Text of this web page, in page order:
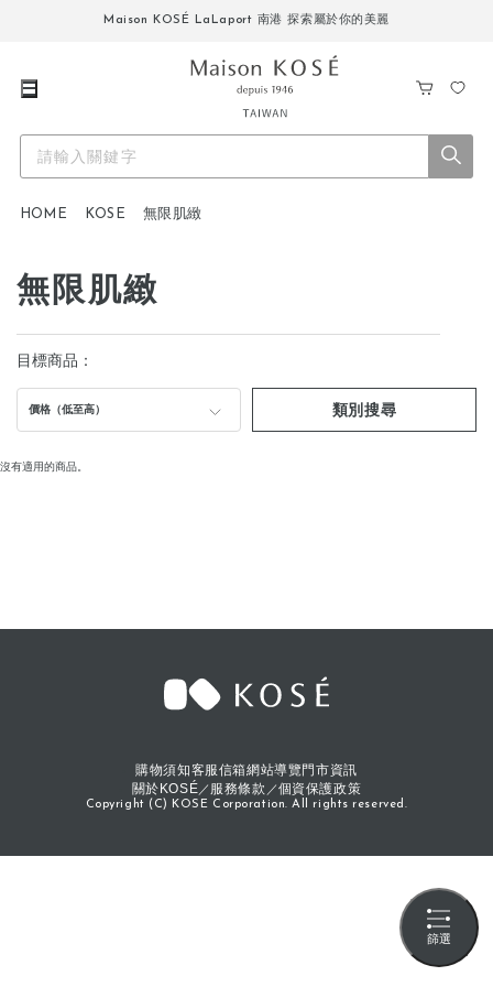
Maison KOSÉ LaLaport 南港 探索屬於你的美麗
HOME KOSE 無限肌緻
篩選
無限肌緻
目標商品：
價格（低至高） 類別搜尋
沒有適用的商品。
購物須知客服信箱網站導覽門市資訊
關於KOSÉ
服務條款 個資保護政策
Copyright (C) KOSE Corporation. All rights reserved.